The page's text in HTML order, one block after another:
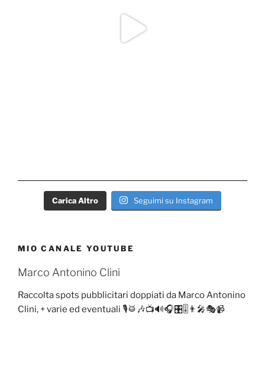
Carica Altro Seguimi su Instagram
MIO CANALE YOUTUBE
Marco Antonino Clini
Raccolta spots pubblicitari doppiati da Marco Antonino
Clini, + varie ed eventuali 🎙️🥁🎶📺🔊🎧🎛️🎚️👨‍🎤🎭📹